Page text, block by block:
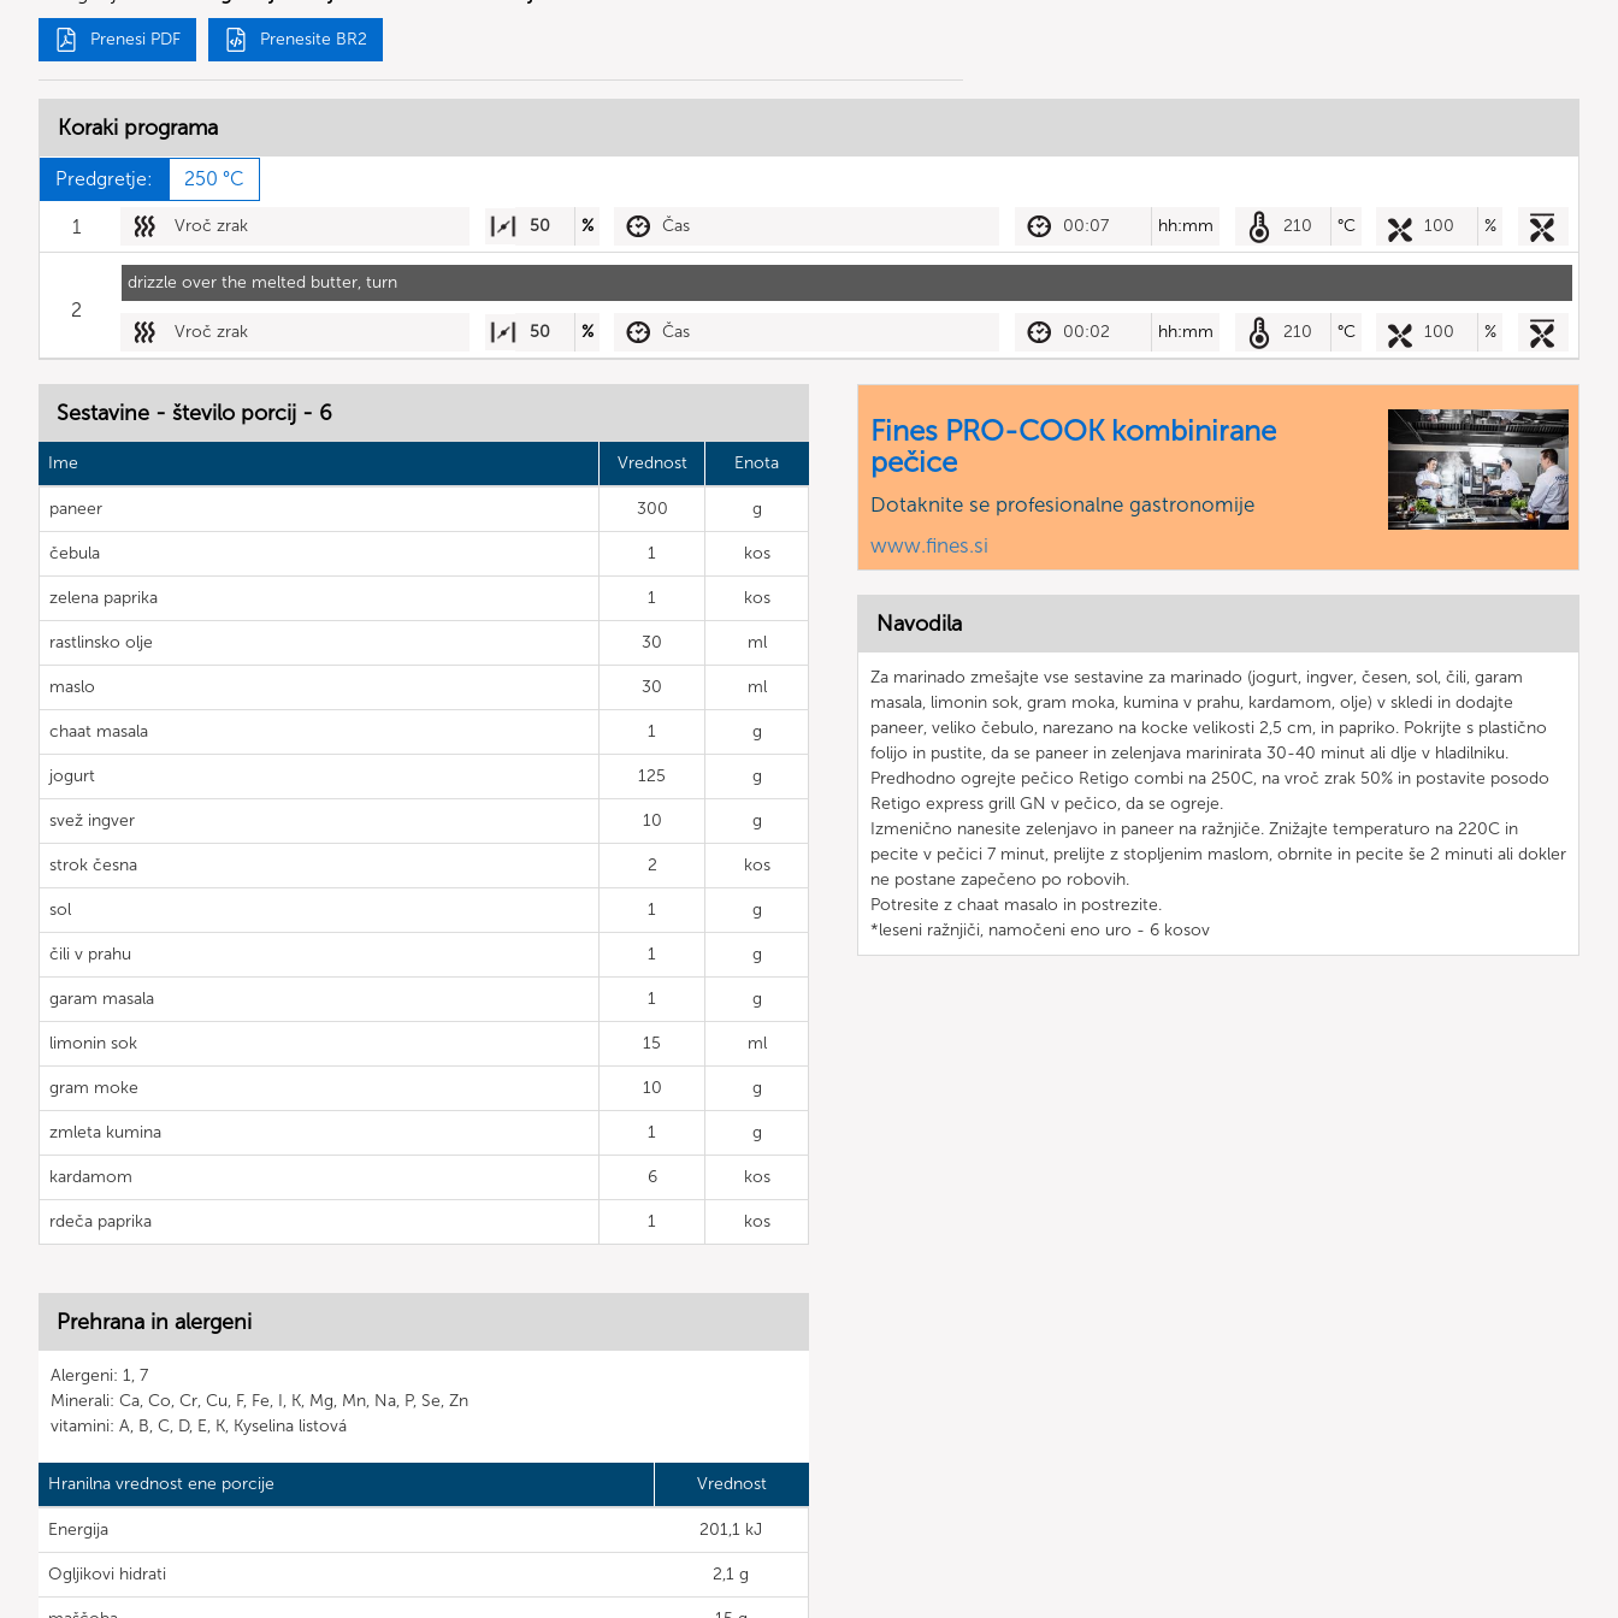
Prenesi PDF Prenesite BR2
Koraki programa
Predgretje: 250 °C
1 Vroč zrak 50 % Čas 00:07 hh:mm 210 °C 100 %
drizzle over the melted butter, turn
2
Vroč zrak 50 % Čas 00:02 hh:mm 210 °C 100 %
Sestavine - število porcij - 6
Ime Vrednost Enota
paneer 300 g
čebula 1 kos
zelena paprika 1 kos
rastlinsko olje 30 ml
maslo 30 ml
chaat masala 1 g
jogurt 125 g
svež ingver 10 g
strok česna 2 kos
sol 1 g
čili v prahu 1 g
garam masala 1 g
limonin sok 15 ml
gram moke 10 g
zmleta kumina 1 g
kardamom 6 kos
rdeča paprika 1 kos
Prehrana in alergeni
Alergeni: 1, 7
Minerali: Ca, Co, Cr, Cu, F, Fe, I, K, Mg, Mn, Na, P, Se, Zn
vitamini: A, B, C, D, E, K, Kyselina listová
Hranilna vrednost ene porcije Vrednost
Energija 201,1 kJ
Ogljikovi hidrati 2,1 g
Fines PRO-COOK kombinirane
pečice
Dotaknite se profesionalne gastronomije
www.fines.si
Navodila
Za marinado zmešajte vse sestavine za marinado (jogurt, ingver, česen, sol, čili, garam
masala, limonin sok, gram moka, kumina v prahu, kardamom, olje) v skledi in dodajte
paneer, veliko čebulo, narezano na kocke velikosti 2,5 cm, in papriko. Pokrijte s plastično
folijo in pustite, da se paneer in zelenjava marinirata 30-40 minut ali dlje v hladilniku.
Predhodno ogrejte pečico Retigo combi na 250C, na vroč zrak 50% in postavite posodo
Retigo express grill GN v pečico, da se ogreje.
Izmenično nanesite zelenjavo in paneer na ražnjiče. Znižajte temperaturo na 220C in
pecite v pečici 7 minut, prelijte z stopljenim maslom, obrnite in pecite še 2 minuti ali dokler
ne postane zapečeno po robovih.
Potresite z chaat masalo in postrezite.
*leseni ražnjiči, namočeni eno uro - 6 kosov